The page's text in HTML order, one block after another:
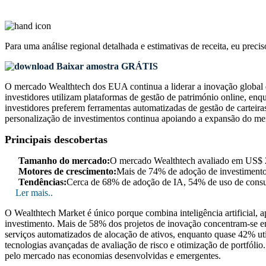
Para uma análise regional detalhada e estimativas de receita, eu
Baixar amostra GRÁTIS
O mercado Wealthtech dos EUA continua a liderar a inovação
investidores utilizam plataformas de gestão de património online,
investidores preferem ferramentas automatizadas de gestão de
personalização de investimentos continua apoiando a expansão do
Principais descobertas
Tamanho do mercado:O mercado Wealthtech avaliado em
Motores de crescimento:Mais de 74% de adoção de
Tendências:Cerca de 68% de adoção de IA, 54% de uso de
Ler mais..
O Wealthtech Market é único porque combina inteligência artificial,
investimento. Mais de 58% dos projetos de inovação concentram-se
serviços automatizados de alocação de ativos, enquanto quase 42%
tecnologias avançadas de avaliação de risco e otimização de
pelo mercado nas economias desenvolvidas e emergentes.